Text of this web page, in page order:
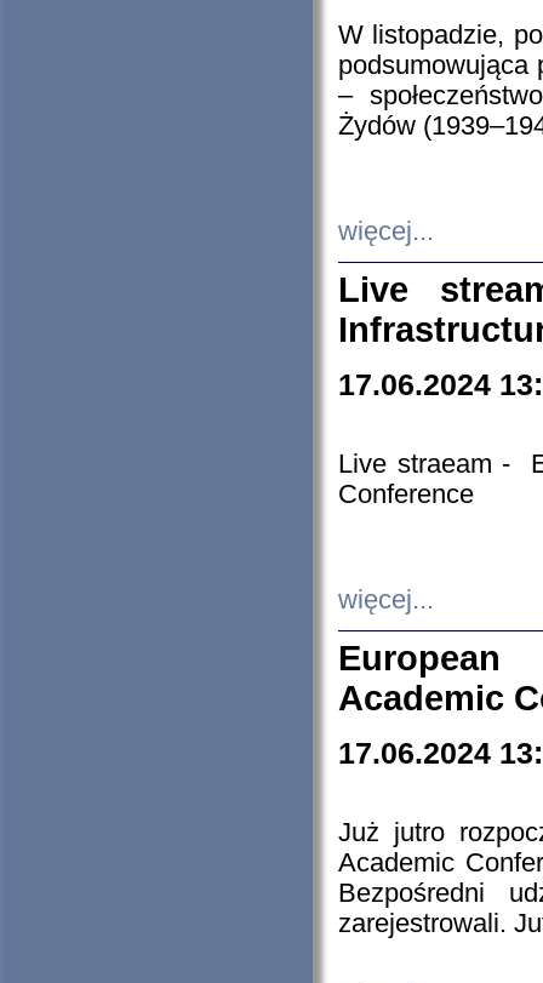
W listopadzie,
podsumowująca
–
Żydów
więcej...
Live
17.06.2024
Live straeam -
Conference
więcej...
European
Academic
17.06.2024
Już jutro
Academic
Bezpośredni
zarejestrowali.